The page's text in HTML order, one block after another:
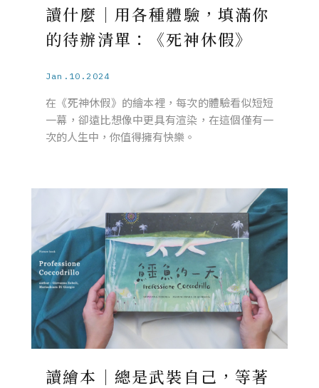
讀什麼｜用各種體驗，填滿你
的待辦清單：《死神休假》
Jan.10.2024
在《死神休假》的繪本裡，每次的體驗看似短短
一幕，卻遠比想像中更具有渲染，在這個僅有一
次的人生中，你值得擁有快樂。
讀繪本｜總是武裝自己，等著